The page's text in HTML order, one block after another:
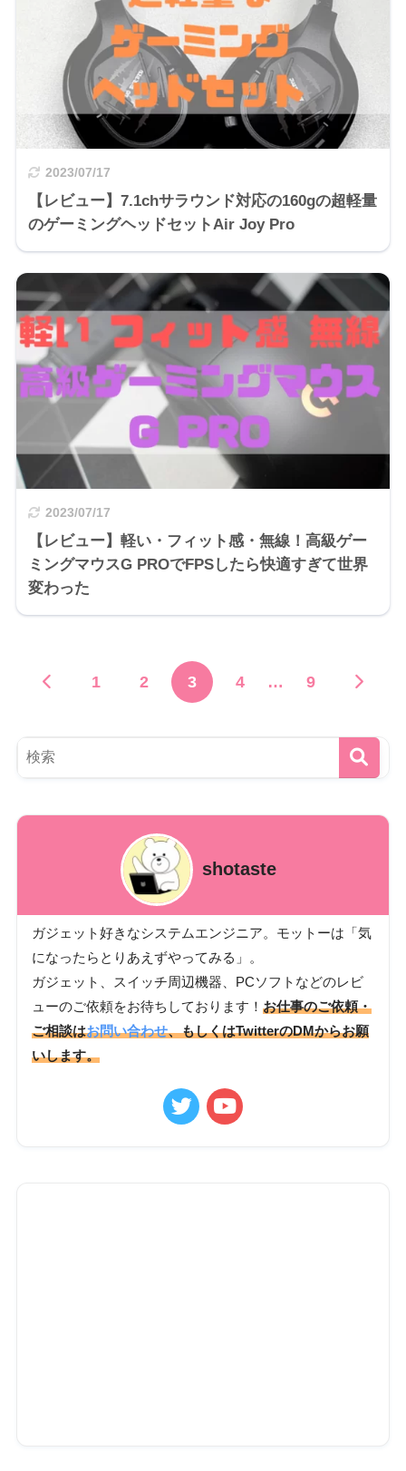
2023/07/17
【レビュー】7.1chサラウンド対応の160gの超軽量
のゲーミングヘッドセットAir Joy Pro
2023/07/17
【レビュー】軽い・フィット感・無線！高級ゲー
ミングマウスG PROでFPSしたら快適すぎて世界
変わった
1 2 3 4 … 9
shotaste
ガジェット好きなシステムエンジニア。モットーは「気
になったらとりあえずやってみる」。
ガジェット、スイッチ周辺機器、PCソフトなどのレビ
ューのご依頼をお待ちしております！ お仕事のご依頼・
ご相談はお問い合わせ、もしくはTwitterのDMからお願
いします。